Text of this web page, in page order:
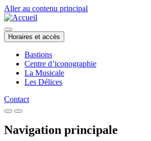
Aller au contenu principal
Horaires et accès
Bastions
Centre d’iconographie
La Musicale
Les Délices
Contact
Navigation principale